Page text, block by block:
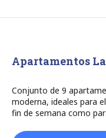
Apartamentos
Conjunto de 9
moderna, ideales para
fin de semana como